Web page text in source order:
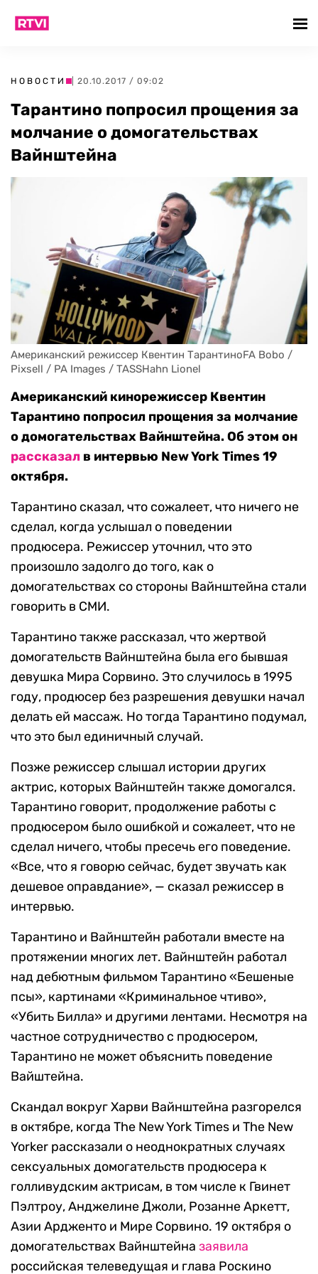
НОВОСТИ | 20.10.2017 / 09:02
Тарантино попросил прощения за
молчание о домогательствах
Вайнштейна
Американский режиссер Квентин ТарантиноFA Bobo /
Pixsell / PA Images / TASSHahn Lionel
Американский кинорежиссер Квентин
Тарантино попросил прощения за молчание
о домогательствах Вайнштейна. Об этом он
рассказал в интервью New York Times 19
октября.
Тарантино сказал, что сожалеет, что ничего не
сделал, когда услышал о поведении
продюсера. Режиссер уточнил, что это
произошло задолго до того, как о
домогательствах со стороны Вайнштейна стали
говорить в СМИ.
Тарантино также рассказал, что жертвой
домогательств Вайнштейна была его бывшая
девушка Мира Сорвино. Это случилось в 1995
году, продюсер без разрешения девушки начал
делать ей массаж. Но тогда Тарантино подумал,
что это был единичный случай.
Позже режиссер слышал истории других
актрис, которых Вайнштейн также домогался.
Тарантино говорит, продолжение работы с
продюсером было ошибкой и сожалеет, что не
сделал ничего, чтобы пресечь его поведение.
«Все, что я говорю сейчас, будет звучать как
дешевое оправдание», — сказал режиссер в
интервью.
Тарантино и Вайнштейн работали вместе на
протяжении многих лет. Вайнштейн работал
над дебютным фильмом Тарантино «Бешеные
псы», картинами «Криминальное чтиво»,
«Убить Билла» и другими лентами. Несмотря на
частное сотрудничество с продюсером,
Тарантино не может объяснить поведение
Вайштейна.
Скандал вокруг Харви Вайнштейна разгорелся
в октябре, когда The New York Times и The New
Yorker рассказали о неоднократных случаях
сексуальных домогательств продюсера к
голливудским актрисам, в том числе к Гвинет
Пэлтроу, Анджелине Джоли, Розанне Аркетт,
Азии Ардженто и Мире Сорвино. 19 октября о
домогательствах Вайнштейна заявила
российская телеведущая и глава Роскино